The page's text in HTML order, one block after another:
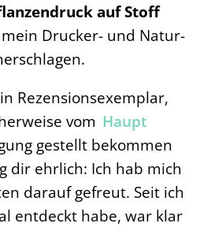
auf Stoff
Drucker- und Natur-
Rezensionsexemplar,
vom Haupt
gestellt bekommen
dir ehrlich: Ich hab mich
darauf gefreut. Seit ich
entdeckt habe, war klar